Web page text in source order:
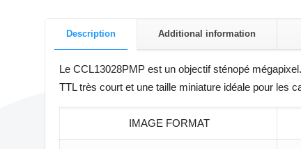
Description Additional information
Le CCL13028PMP est un objectif sténopé
TTL très court et une taille miniature idéale pour les
IMAGE FORMAT